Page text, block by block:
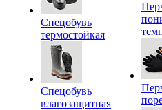
Спецобувь
термостойкая
Спецобувь
влагозащитная